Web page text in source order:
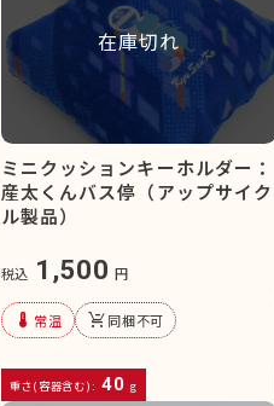
在庫切れ
ミニクッションキーホルダー：
産太くんバス停（アップサイク
ル製品）
税込 1,500 円
device_thermostat 常温 remove_shopping_cart同梱不可
重さ(容器含む): 40 g